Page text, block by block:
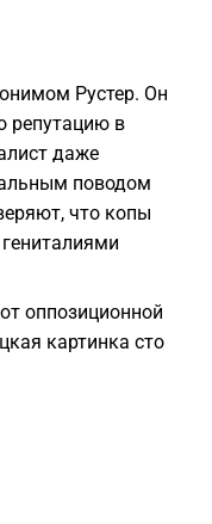
Рустер. Он
репутацию в
даже
поводом
что копы
оппозиционной
картинка сто